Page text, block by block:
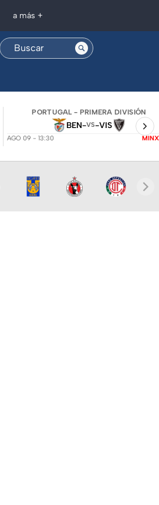
a más +
PORTUGAL - PRIMERA DIVISIÓN
BEN-VS-VIS
AGO 09 - 13:30